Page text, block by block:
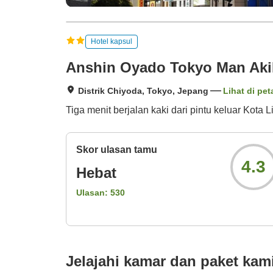
Hotel kapsul
Anshin Oyado Tokyo Man
Distrik Chiyoda, Tokyo, Jepang Lihat di
Tiga menit berjalan kaki dari pintu keluar Kota
Skor ulasan tamu
Hebat
Ulasan: 530
4.3
Jelajahi kamar dan paket